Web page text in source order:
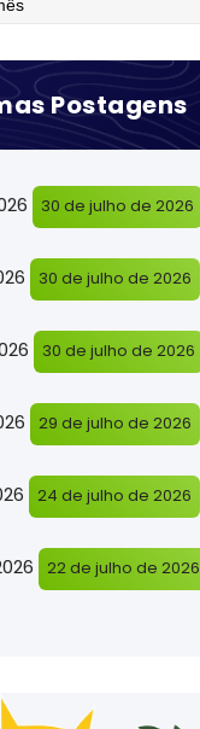
Postagens
30 de julho de 2026
30 de julho de 2026
30 de julho de 2026
29 de julho de 2026
24 de julho de 2026
22 de julho de 2026